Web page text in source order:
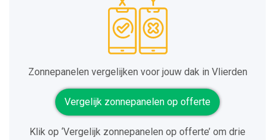
Zonnepanelen vergelijken voor jouw dak in Vlierden
Vergelijk zonnepanelen op offerte
Klik op ‘Vergelijk zonnepanelen op offerte’ om drie